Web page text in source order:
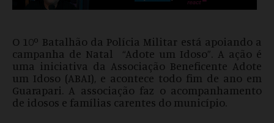
O 10º Batalhão da Polícia Militar está apoiando a
campanha de Natal “Adote um Idoso”. A ação é
uma iniciativa da Associação Beneficente Adote
um Idoso (ABAI), e acontece todo fim de ano em
Guarapari. A associação faz o acompanhamento
de idosos e famílias carentes do município.